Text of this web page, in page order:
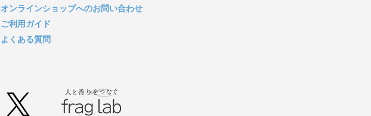
オンラインショップへのお問い合わせ
ご利用ガイド
よくある質問